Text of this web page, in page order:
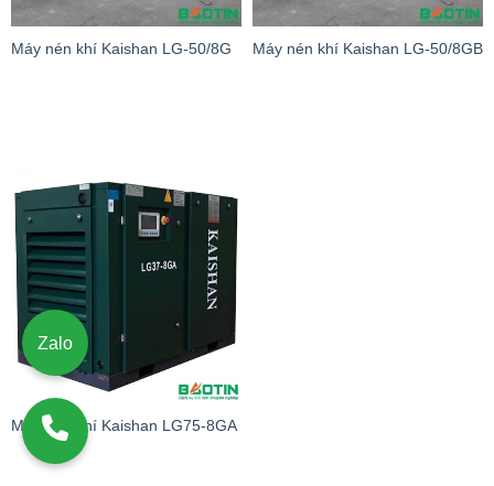
Máy nén khí Kaishan LG-50/8G Máy nén khí Kaishan LG-50/8GB
Máy nén khí Kaishan LG75-8GA
Zalo